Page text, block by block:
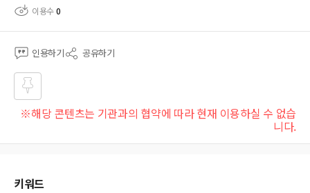
이용수0
인용하기 공유하기
즐겨
찾기
※해당 콘텐츠는 기관과의 협약에 따라 현재 이용하실 수 없습
니다.
키워드